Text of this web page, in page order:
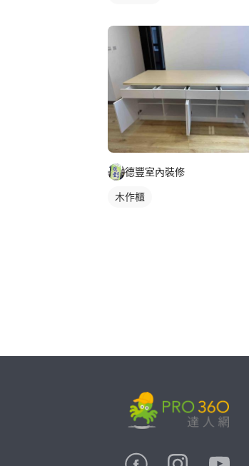
德豐室內裝修
木作櫃